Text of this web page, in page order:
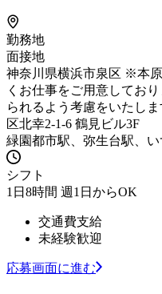
勤務地
面接地
神奈川県横浜市泉区 ※本
くお仕事をご用意してお
られるよう考慮をいたし
区北幸2-1-6 鶴見ビル3F
緑園都市駅、弥生台駅、
シフト
1日8時間 週1日からOK
交通費支給
未経験歓迎
応募画面に進む